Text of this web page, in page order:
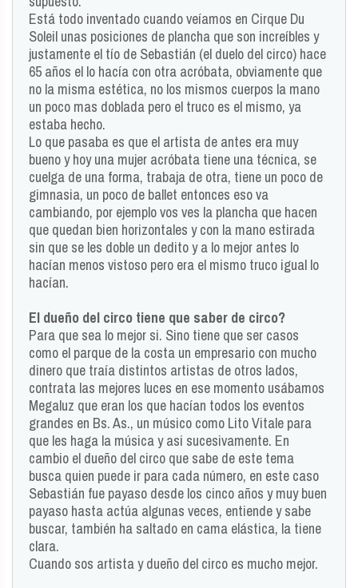
Está todo inventado cuando veíamos en Cirque Du
Soleil unas posiciones de plancha que son increíbles y
justamente el tío de Sebastián (el duelo del circo) hace
65 años el lo hacía con otra acróbata, obviamente que
no la misma estética, no los mismos cuerpos la mano
un poco mas doblada pero el truco es el mismo, ya
estaba hecho.
Lo que pasaba es que el artista de antes era muy
bueno y hoy una mujer acróbata tiene una técnica, se
cuelga de una forma, trabaja de otra, tiene un poco de
gimnasia, un poco de ballet entonces eso va
cambiando, por ejemplo vos ves la plancha que hacen
que quedan bien horizontales y con la mano estirada
sin que se les doble un dedito y a lo mejor antes lo
hacían menos vistoso pero era el mismo truco igual lo
hacían.
El dueño del circo tiene que saber de circo?
Para que sea lo mejor si. Sino tiene que ser casos
como el parque de la costa un empresario con mucho
dinero que traía distintos artistas de otros lados,
contrata las mejores luces en ese momento usábamos
Megaluz que eran los que hacían todos los eventos
grandes en Bs. As., un músico como Lito Vitale para
que les haga la música y asi sucesivamente. En
cambio el dueño del circo que sabe de este tema
busca quien puede ir para cada número, en este caso
Sebastián fue payaso desde los cinco años y muy buen
payaso hasta actúa algunas veces, entiende y sabe
buscar, también ha saltado en cama elástica, la tiene
clara.
Cuando sos artista y dueño del circo es mucho mejor.